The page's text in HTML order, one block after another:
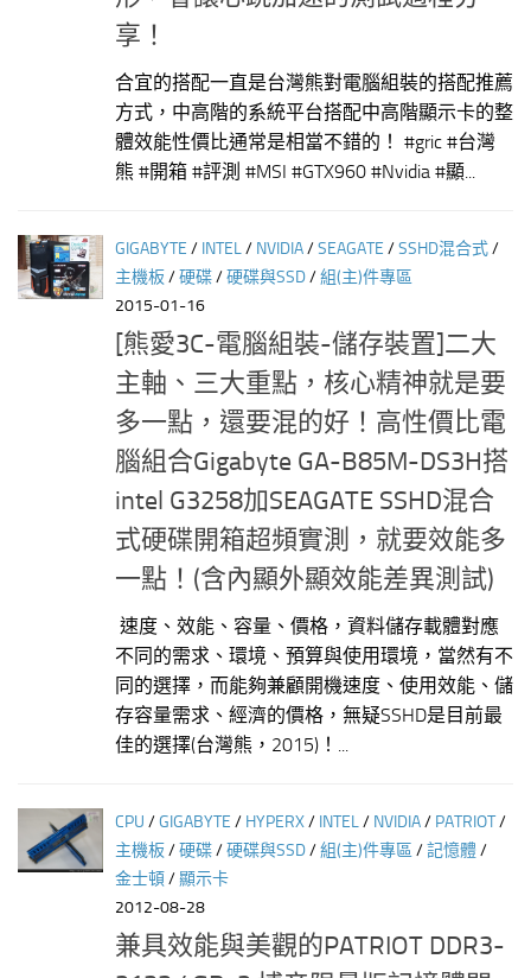
享！
合宜的搭配一直是台灣熊對電腦組裝的搭配推薦
方式，中高階的系統平台搭配中高階顯示卡的整
體效能性價比通常是相當不錯的！ #gric #台灣
熊 #開箱 #評測 #MSI #GTX960 #Nvidia #顯...
GIGABYTE / INTEL/ NVIDIA/SEAGATE /SSHD混合式/
主機板/硬碟/硬碟與SSD/組(主)件專區
2015-01-16
[熊愛3C-電腦組裝-儲存裝置]二大
主軸、三大重點，核心精神就是要
多一點，還要混的好！高性價比電
腦組合Gigabyte GA-B85M-DS3H搭
intel G3258加SEAGATE SSHD混合
式硬碟開箱超頻實測，就要效能多
一點！(含內顯外顯效能差異測試)
速度、效能、容量、價格，資料儲存載體對應
不同的需求、環境、預算與使用環境，當然有不
同的選擇，而能夠兼顧開機速度、使用效能、儲
存容量需求、經濟的價格，無疑SSHD是目前最
佳的選擇(台灣熊，2015)！...
CPU /GIGABYTE / HYPERX/ INTEL/ NVIDIA/ PATRIOT/
主機板/硬碟/硬碟與SSD/組(主)件專區 /記憶體/
金士頓/顯示卡
2012-08-28
兼具效能與美觀的PATRIOT DDR3-